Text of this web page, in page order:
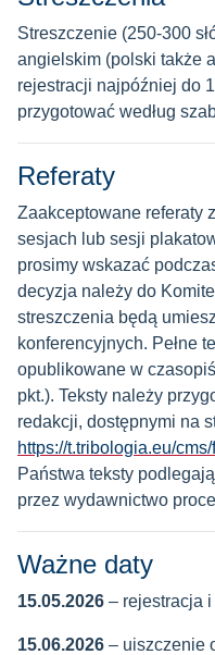
Streszczenie (250-300
angielskim (polski także
rejestracji najpóźniej do
przygotować według
Referaty
Zaakceptowane referaty
sesjach lub sesji
prosimy wskazać
decyzja należy do
streszczenia będą
konferencyjnych. Pełne
opublikowane w
pkt.). Teksty należy
redakcji, dostępnymi na
https://t.tribologia.eu/
Państwa teksty
przez wydawnictwo
Ważne daty
15.05.2026 – rejestracja i
15.06.2026 – uiszczenie